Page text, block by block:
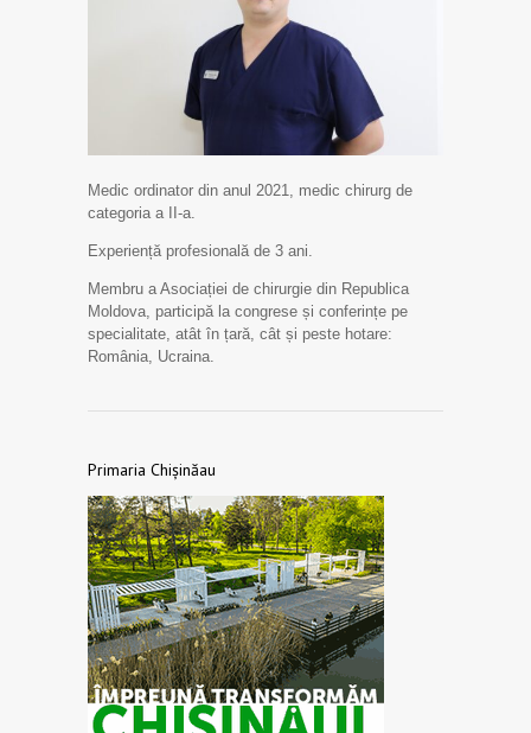
Medic ordinator din anul 2021, medic chirurg de
categoria a II-a.
Experiență profesională de 3 ani.
Membru a Asociației de chirurgie din Republica
Moldova, participă la congrese și conferințe pe
specialitate, atât în țară, cât și peste hotare:
România, Ucraina.
Primaria Chișinăau